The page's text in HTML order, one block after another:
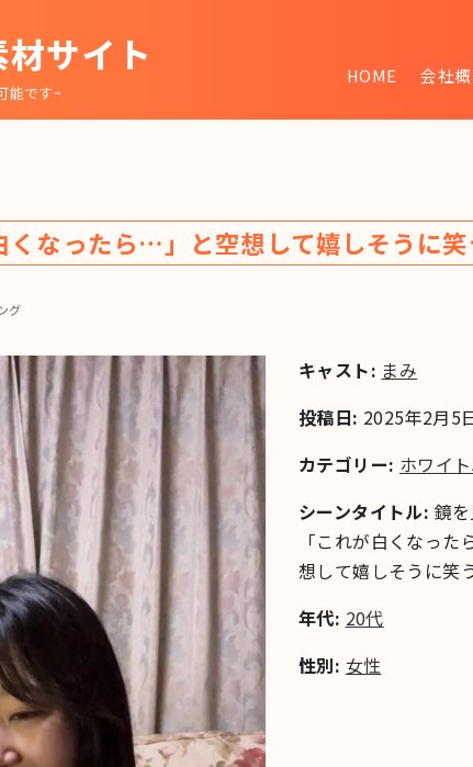
サイト
能です~
HOME 会社
くなったら…」と空想して嬉しそうに
グ
キャスト: まみ
投稿日: 2025年2月5
カテゴリー: ホワイ
シーンタイトル: 鏡
「これが白くなっ
想して嬉しそうに笑
年代: 20代
性別: 女性